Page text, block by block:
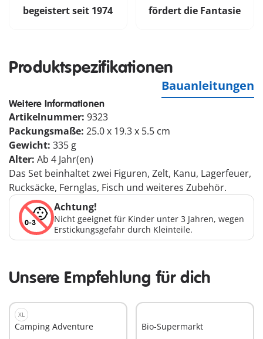
begeistert seit 1974 fördert die Fantasie
Produktspezifikationen
Bauanleitungen
Weitere Informationen
Artikelnummer: 9323
Packungsmaße: 25.0 x 19.3 x 5.5 cm
Gewicht: 335 g
Alter: Ab 4 Jahr(en)
Das Set beinhaltet zwei Figuren, Zelt, Kanu, Lagerfeuer,
Rucksäcke, Fernglas, Fisch und weiteres Zubehör.
Achtung!
Nicht geeignet für Kinder unter 3 Jahren, wegen
Erstickungsgefahr durch Kleinteile.
Unsere Empfehlung für dich
XL
Camping Adventure Bio-Supermarkt